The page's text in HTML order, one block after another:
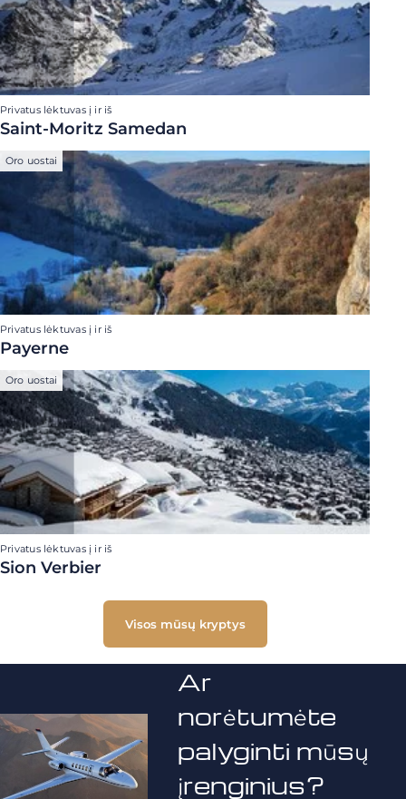
Privatus lėktuvas į ir iš
Saint-Moritz Samedan
Oro uostai
Privatus lėktuvas į ir iš
Payerne
Oro uostai
Privatus lėktuvas į ir iš
Sion Verbier
Visos mūsų kryptys
Ar
norėtumėte
palyginti mūsų
įrenginius?